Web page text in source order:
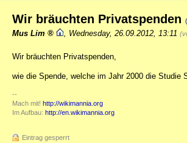
Wir bräuchten Privatspenden
Mus Lim Wednesday, 26.09.2012, 13:11
Wir bräuchten Privatspenden,
wie die Spende, welche im Jahr 2000 die Studie
--
Mach mit! http://wikimannia.org
Im Aufbau: http://en.wikimannia.org
Eintrag gesperrt